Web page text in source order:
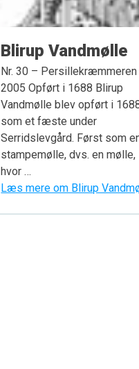
Blirup Vandmølle
Nr. 30 – Persillekræmmeren
2005 Opført i 1688 Blirup
Vandmølle blev opført i
som et fæste under
Serridslevgård. Først som
stampemølle, dvs. en mølle,
hvor …
Læs mere om Blirup